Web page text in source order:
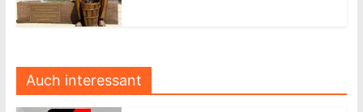
Auch interessant